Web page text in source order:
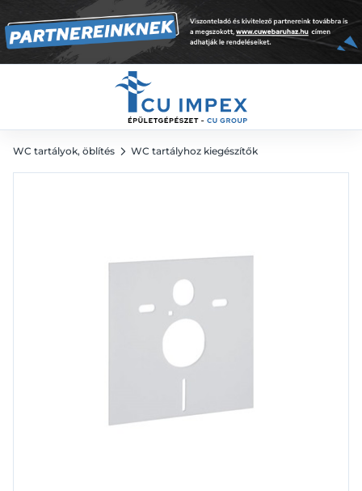
WC tartályok, öblítés WC tartályhoz kiegészítők
4 725 Ft